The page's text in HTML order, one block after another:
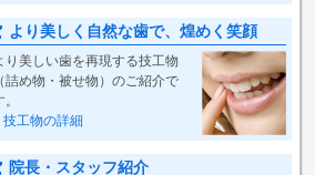
より美しく自然な歯で、煌めく笑顔
り美しい歯を再現する技工物
（詰め物・被せ物）のご紹介で
技工物の詳細
院長・スタッフ紹介